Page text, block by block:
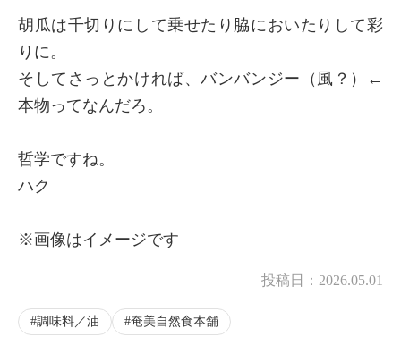
胡瓜は千切りにして乗せたり脇においたりして彩
りに。
そしてさっとかければ、バンバンジー（風？）←
本物ってなんだろ。
哲学ですね。
ハク
※画像はイメージです
投稿日： 2026.05.01
調味料／油 奄美自然食本舗